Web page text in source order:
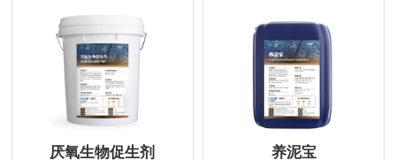
厌氧生物促生剂 养泥宝